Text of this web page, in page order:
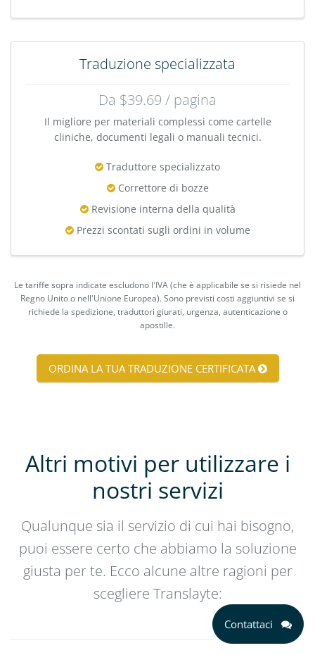
Traduzione specializzata
Da $39.69 / pagina
Il migliore per materiali complessi come cartelle
cliniche, documenti legali o manuali tecnici.
Traduttore specializzato
Correttore di bozze
Revisione interna della qualità
Prezzi scontati sugli ordini in volume
Le tariffe sopra indicate escludono l'IVA (che è applicabile se si risiede nel
Regno Unito o nell'Unione Europea). Sono previsti costi aggiuntivi se si
richiede la spedizione, traduttori giurati, urgenza, autenticazione o
apostille.
ORDINA LA TUA TRADUZIONE CERTIFICATA
Altri motivi per utilizzare i
nostri servizi
Qualunque sia il servizio di cui hai bisogno,
puoi essere certo che abbiamo la soluzione
giusta per te. Ecco alcune altre ragioni per
scegliere Translayte:
Contattaci